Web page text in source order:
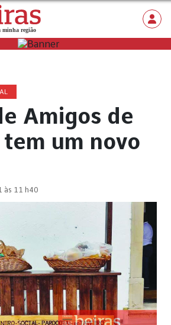
Amigos de
um novo
às 11 h40